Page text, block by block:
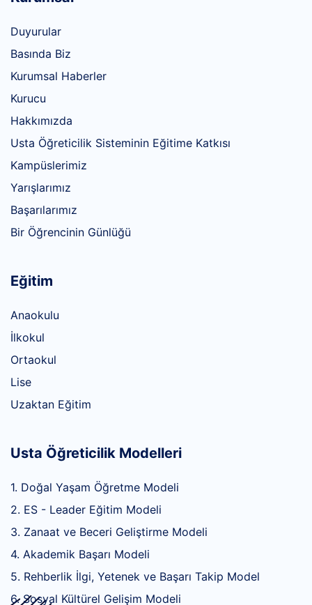
Duyurular
Basında Biz
Kurumsal Haberler
Kurucu
Hakkımızda
Usta Öğreticilik Sisteminin Eğitime Katkısı
Kampüslerimiz
Yarışlarımız
Başarılarımız
Bir Öğrencinin Günlüğü
Eğitim
Anaokulu
İlkokul
Ortaokul
Lise
Uzaktan Eğitim
Usta Öğreticilik Modelleri
1. Doğal Yaşam Öğretme Modeli
2. ES - Leader Eğitim Modeli
3. Zanaat ve Beceri Geliştirme Modeli
4. Akademik Başarı Modeli
5. Rehberlik İlgi, Yetenek ve Başarı Takip Model
6. Sosyal Kültürel Gelişim Modeli